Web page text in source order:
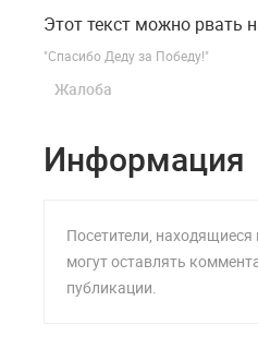
Этот текст можно рвать
"Спасибо Деду за Победу!"
Жалоба
Информация
Посетители, находящиеся
могут оставлять
публикации.